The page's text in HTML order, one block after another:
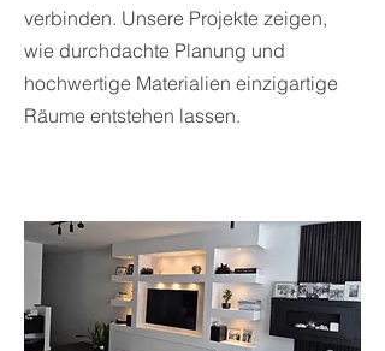
verbinden. Unsere Projekte zeigen,
wie durchdachte Planung und
hochwertige Materialien einzigartige
Räume entstehen lassen.